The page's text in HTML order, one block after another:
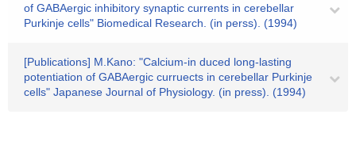
of GABAergic inhibitory synaptic currents in cerebellar
Purkinje cells" Biomedical Research. (in perss). (1994)
[Publications] M.Kano: "Calcium-in duced long-lasting
potentiation of GABAergic curruects in cerebellar Purkinje
cells" Japanese Journal of Physiology. (in press). (1994)